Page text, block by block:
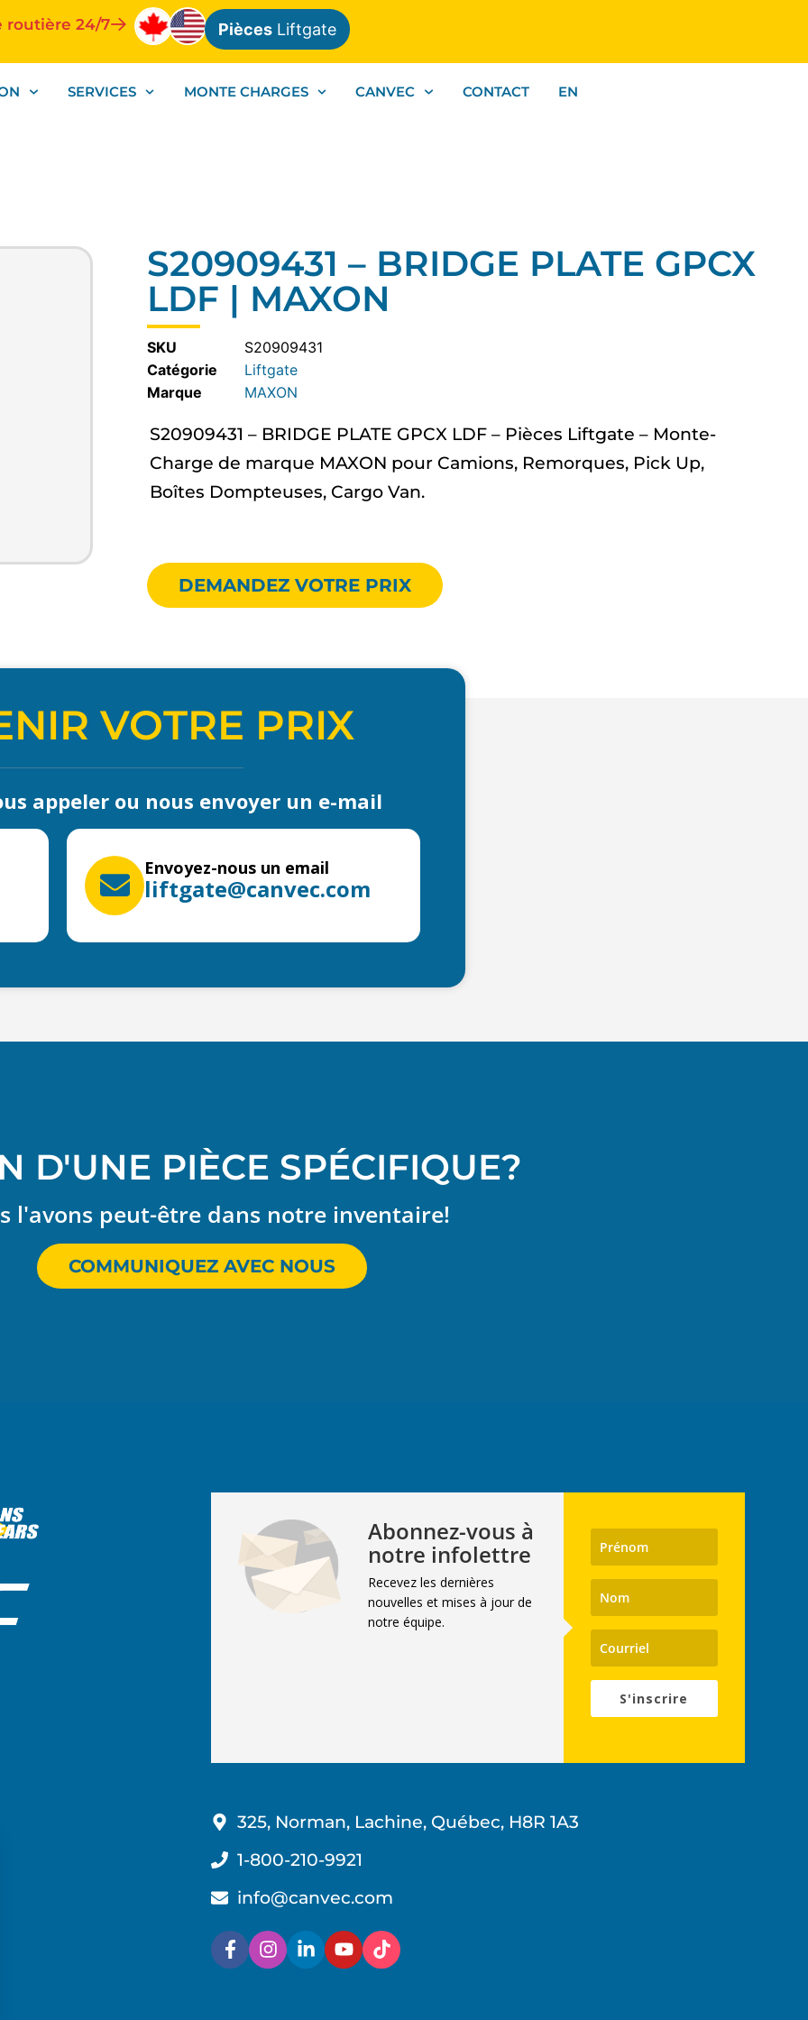
routière 24/7 Pièces Liftgate
SERVICES MONTE CHARGES CANVEC CONTACT EN
S20909431 – BRIDGE PLATE GPCX
LDF | MAXON
SKU
S20909431
Catégorie
Liftgate
MAXON
S20909431 – BRIDGE PLATE GPCX LDF – Pièces Liftgate – Monte-
Charge de marque MAXON pour Camions, Remorques, Pick Up,
Boîtes Dompteuses, Cargo Van.
DEMANDEZ VOTRE PRIX
VOTRE PRIX
appeler ou nous envoyer un e-mail
Envoyez-nous un email
liftgate@canvec.com
D'UNE PIÈCE SPÉCIFIQUE?
l'avons peut-être dans notre inventaire!
COMMUNIQUEZ AVEC NOUS
Abonnez-vous à
notre infolettre
Recevez les dernières
nouvelles et mises à jour de
notre équipe.
S'inscrire
325, Norman, Lachine, Québec, H8R 1A3
1-800-210-9921
info@canvec.com